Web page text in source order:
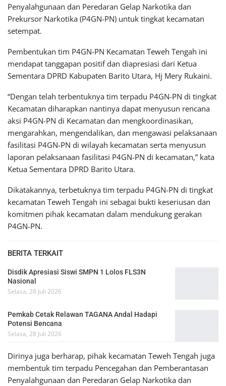
Penyalahgunaan dan Peredaran Gelap Narkotika dan
Prekursor Narkotika (P4GN-PN) untuk tingkat kecamatan
setempat.
Pembentukan tim P4GN-PN Kecamatan Teweh Tengah ini
mendapat tanggapan positif dan diapresiasi dari Ketua
Sementara DPRD Kabupaten Barito Utara, Hj Mery Rukaini.
“Dengan telah terbentuknya tim terpadu P4GN-PN di tingkat
Kecamatan diharapkan nantinya dapat menyusun rencana
aksi P4GN-PN di Kecamatan dan mengkoordinasikan,
mengarahkan, mengendalikan, dan mengawasi pelaksanaan
fasilitasi P4GN-PN di wilayah kecamatan serta menyusun
laporan pelaksanaan fasilitasi P4GN-PN di kecamatan,” kata
Ketua Sementara DPRD Barito Utara.
Dikatakannya, terbetuknya tim terpadu P4GN-PN di tingkat
kecamatan Teweh Tengah ini sebagai bukti keseriusan dan
komitmen pihak kecamatan dalam mendukung gerakan
P4GN-PN.
BERITA TERKAIT
Disdik Apresiasi Siswi SMPN 1 Lolos FLS3N
Nasional
Selasa, 28 Juli 2026
Pemkab Cetak Relawan TAGANA Andal Hadapi
Potensi Bencana
Selasa, 28 Juli 2026
Dirinya juga berharap, pihak kecamatan Teweh Tengah juga
membentuk tim terpadu Pencegahan dan Pemberantasan
Penyalahgunaan dan Peredaran Gelap Narkotika dan